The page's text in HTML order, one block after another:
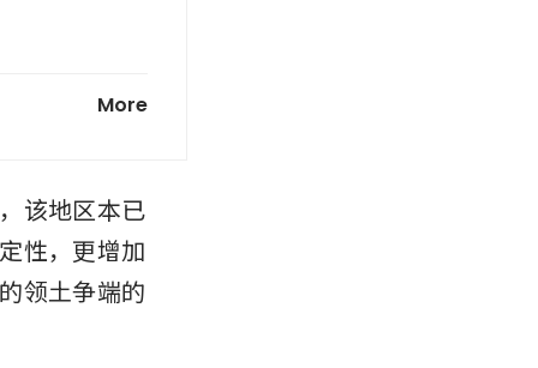
More
该地区本已
性，更增加
领土争端的